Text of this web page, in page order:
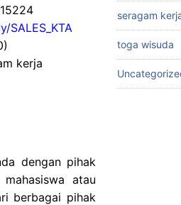
SALES_KTA
kerja
dengan pihak
atau
berbagai pihak
seragam
toga wisuda